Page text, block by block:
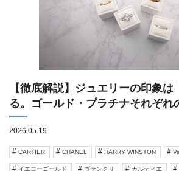
【徹底解説】ジュエリーの印象
る。ゴールド・プラチナそれぞ
2026.05.19
CARTIER CHANEL HARRY WINSTON
イエローゴールド ヴァンクリ カルティエ